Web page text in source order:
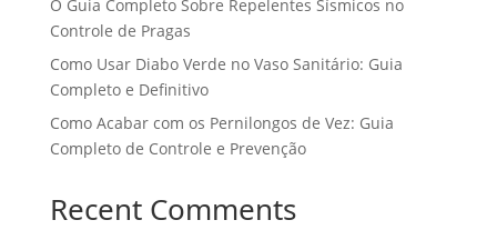
O Guia Completo Sobre Repelentes Sísmicos no
Controle de Pragas
Como Usar Diabo Verde no Vaso Sanitário: Guia
Completo e Definitivo
Como Acabar com os Pernilongos de Vez: Guia
Completo de Controle e Prevenção
Recent Comments